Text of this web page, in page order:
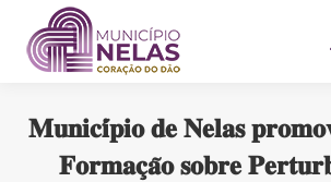
𝐌𝐮𝐧𝐢𝐜𝐢́𝐩𝐢𝐨 𝐝𝐞 𝐍𝐞𝐥𝐚𝐬
𝐅𝐨𝐫𝐦𝐚𝐜̧𝐚̃𝐨 𝐬𝐨𝐛𝐫𝐞